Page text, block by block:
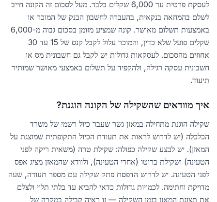
לעסקת פרטית עד 6,000 שקלים בלבד. מעל לסכום זה הקונה חייב
לשלם בהמחאה בנקאית, בהעברה לחשבון הבנק של המוכר או
באמצעות תשלום מאושר. קונה שמציע מזומן בסכום גבוה מ-6,000
שקלים פועל שלא כדין, והמוכר עלול לקבל קנס של 15 עד 30
אחוזים מהסכום. לעסקאות גדולות יש לקבל גם חשבונית מס או
חשבונית עסקה רגילה, ולהקפיד על תשלום באמצעי מאושר שמותיר
תיעוד.
איך מוודאים שהשקילה של הקונה הוגנת?
שקילה הוגנת מתחילה במאזן גשר שעבר כיול רשמי של משרד
הכלכלה (יש לדרוש לראות את תעודת הכיול התקופתית שמוצגת על
המאזן). יש לבצע שקילה כפולה: שקילת טרה (משאית ריקה לפני
הטעינה) ושקילת ברוטו (אחרי הטעינה), ולוודא שהמאזן מציג אפס
לפני הטעינה. יש לדרוש הדפסת פתק שקילה עם מספר תעודה, שעה
מדויקת וחתימה. לכמויות גדולות כדאי להביא עד בלתי תלוי ולצלם
את תצוגת המאזן בזמן השקילה — זו ראיה קבילה במקרה של